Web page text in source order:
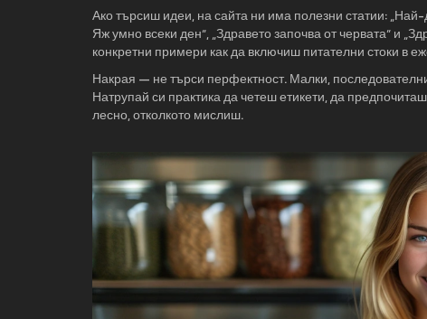
Ако търсиш идеи, на сайта ни има полезни статии:
Яж умно всеки ден“, „Здравето започва от червата“ и
конкретни примери как да включиш питателни стоки в
Накрая — не търси перфектност. Малки,
Натрупай си практика да четеш етикети, да
лесно, отколкото мислиш.